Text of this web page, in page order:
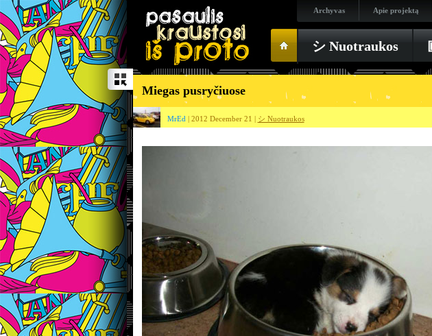
Archyvas Apie projektą
シ Nuotraukos
Miegas pusryčiuose
MrEd | 2012 December 21 | シ Nuotraukos